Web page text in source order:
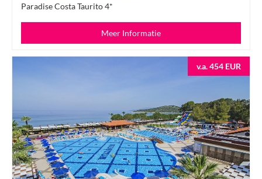
Paradise Costa Taurito 4*
Meer Informatie
v.a. 454 EUR